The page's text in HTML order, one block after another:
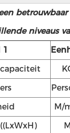
niveaus
M/